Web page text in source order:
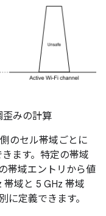
歪みの計算
のセル帯域ごとに
ます。特定の帯域
帯域エントリから値
域と 5 GHz 帯域
に定義できます。